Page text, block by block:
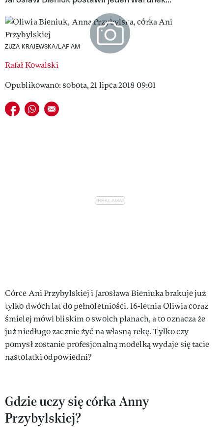
VIVA!MAN
ZUZA KRAJEWSKA/LAF AM
Rafał Kowalski
Opublikowano: sobota, 21 lipca 2018 09:01
Udostępnij na facebook
Udostępnij na whatsapp
E-mail do przyjaciela
Córce Ani Przybylskiej i Jarosława Bieniuka brakuje już
tylko dwóch lat do pełnoletniości. 16-letnia Oliwia coraz
śmielej mówi bliskim o swoich planach, a to oznacza że
już niedługo zacznie żyć na własną rekę. Tylko czy
pomysł zostanie profesjonalną modelką wydaje się tacie
nastolatki odpowiedni?
Gdzie uczy się córka Anny
Przybylskiej?